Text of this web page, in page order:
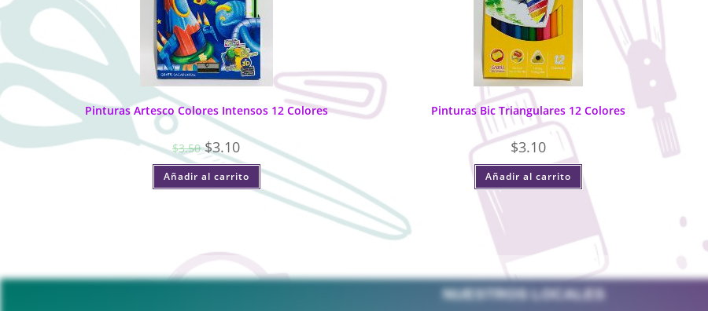
Pinturas Artesco Colores Intensos 12 Colores
$3.50 $3.10
Añadir al carrito
Pinturas Bic Triangulares 12 Colores
$3.10
Añadir al carrito
NUESTROS LOCALES